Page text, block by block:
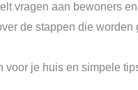
vragen aan bewoners
de stappen die worden
je huis en simpele